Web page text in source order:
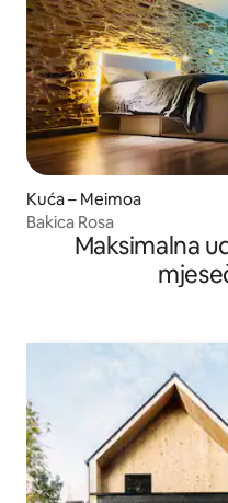
Kuća – Meimoa
Bakica Rosa
Maksimalna